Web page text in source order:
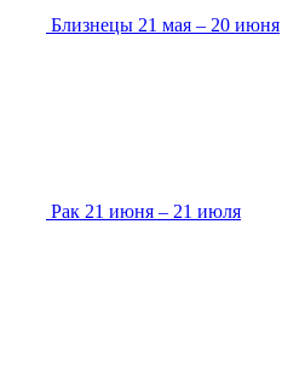
Близнецы 21 мая – 20 июня
Рак 21 июня – 21 июля